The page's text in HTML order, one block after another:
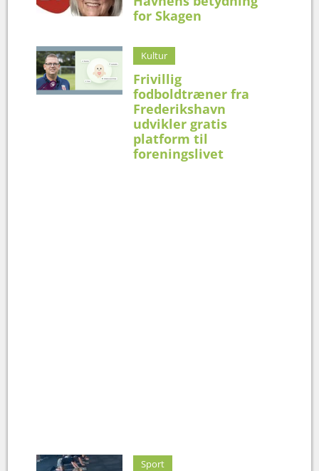
for Skagen
Kultur
Frivillig
fodboldtræner fra
Frederikshavn
udvikler gratis
platform til
foreningslivet
Sport